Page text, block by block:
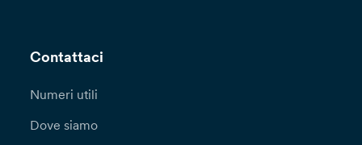
Contattaci
Numeri utili
Dove siamo